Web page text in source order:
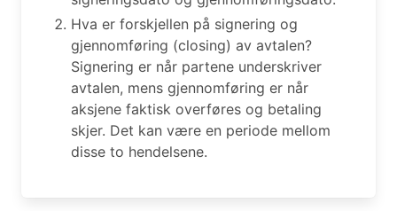
Hva er forskjellen på signering og
gjennomføring (closing) av avtalen?
Signering er når partene underskriver
avtalen, mens gjennomføring er når
aksjene faktisk overføres og betaling
skjer. Det kan være en periode mellom
disse to hendelsene.